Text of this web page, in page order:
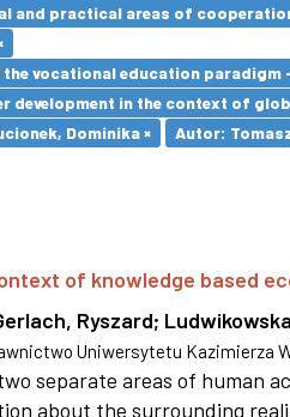
and practical areas of
vocational education paradigm
development in the context of
Dominika × Autor:
of knowledge based
Ryszard;
Uniwersytetu Kazimierza
separate areas of human
about the surrounding